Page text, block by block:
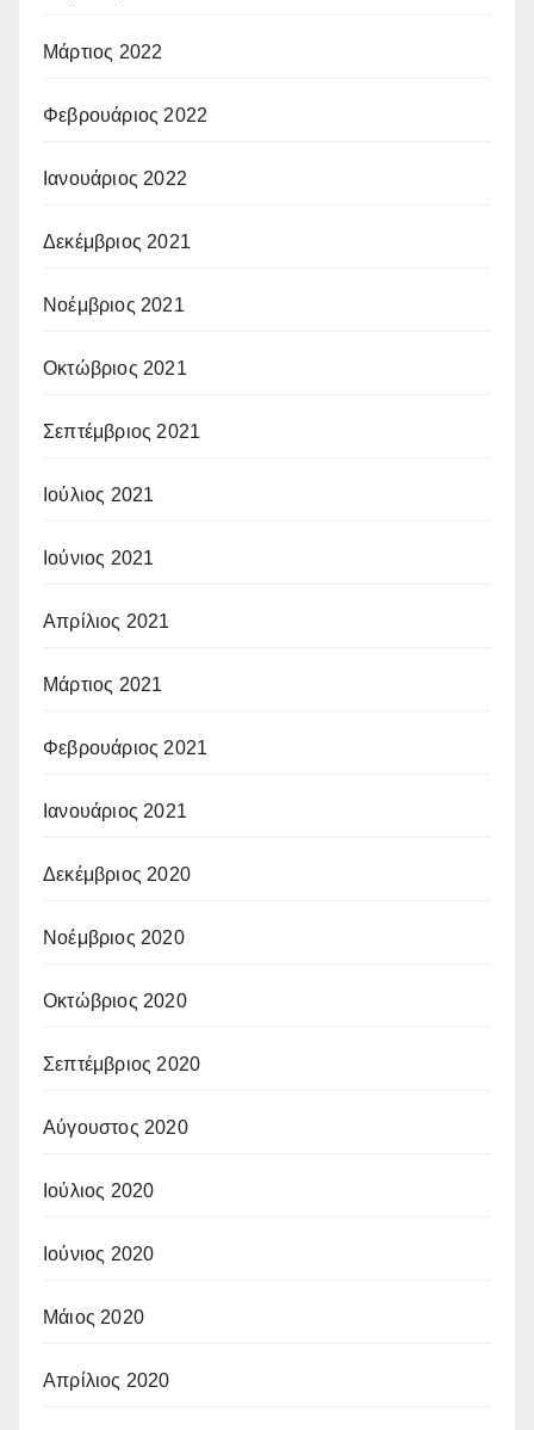
Μάρτιος 2022
Φεβρουάριος 2022
Ιανουάριος 2022
Δεκέμβριος 2021
Νοέμβριος 2021
Οκτώβριος 2021
Σεπτέμβριος 2021
Ιούλιος 2021
Ιούνιος 2021
Απρίλιος 2021
Μάρτιος 2021
Φεβρουάριος 2021
Ιανουάριος 2021
Δεκέμβριος 2020
Νοέμβριος 2020
Οκτώβριος 2020
Σεπτέμβριος 2020
Αύγουστος 2020
Ιούλιος 2020
Ιούνιος 2020
Μάιος 2020
Απρίλιος 2020